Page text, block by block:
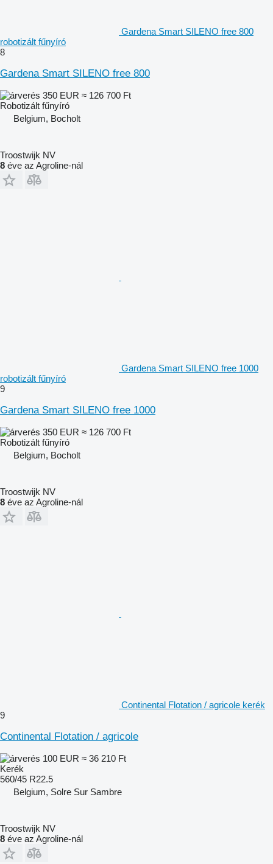
Gardena Smart SILENO free 800
robotizált fűnyíró
8
Gardena Smart SILENO free 800
350 EUR ≈ 126 700 Ft
Robotizált fűnyíró
Belgium, Bocholt
Troostwijk NV
8 éve az Agroline-nál
Gardena Smart SILENO free 1000
robotizált fűnyíró
9
Gardena Smart SILENO free 1000
350 EUR ≈ 126 700 Ft
Robotizált fűnyíró
Belgium, Bocholt
Troostwijk NV
8 éve az Agroline-nál
Continental Flotation / agricole kerék
9
Continental Flotation / agricole
100 EUR ≈ 36 210 Ft
Kerék
560/45 R22.5
Belgium, Solre Sur Sambre
Troostwijk NV
8 éve az Agroline-nál